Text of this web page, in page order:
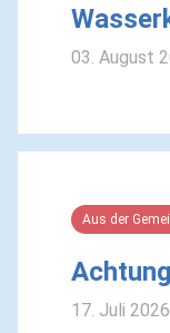
03. August
Aus der
17. Juli 2026